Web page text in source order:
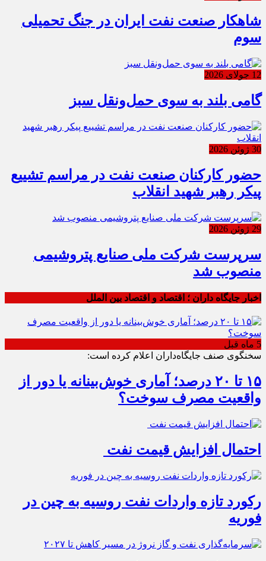
شاهکار صنعت نفت ایران در جنگ تحمیلی
سوم
12 جولای 2026
گامی بلند به سوی حمل‌ونقل سبز
30 ژوئن 2026
حضور کارکنان صنعت نفت در مراسم تشییع
پیکر رهبر شهید انقلاب
29 ژوئن 2026
سرپرست شرکت ملی صنایع پتروشیمی
منصوب شد
اخبار جایگاه داران ؛ اقتصاد و اقتصاد بین الملل
5 ماه قبل
سخنگوی صنف جایگاه‌داران اعلام کرده است:
۱۵ تا ۲۰ درصد؛ آماری خوش‌بینانه یا دور از
واقعیت مصرف سوخت؟
احتمال افزایش قیمت نفت
رکورد تازه واردات نفت روسیه به چین در
فوریه